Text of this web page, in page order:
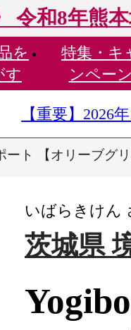
令和8年熊
を
す
特集・ キ
ンペーン
【重要】2026
ト 【オリーブグリ
いばらきけん
茨城県